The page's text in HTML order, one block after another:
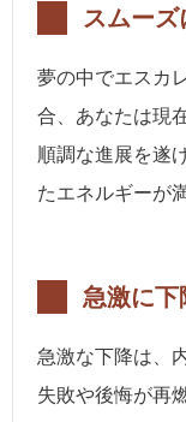
スムー
夢の中でエスカ
合、あなたは現
順調な進展を遂
たエネルギーが
急激に下
急激な下降は、
失敗や後悔が再